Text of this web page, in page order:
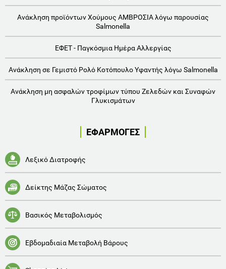
Ανάκληση προϊόντων Χούμους ΑΜΒΡΟΣΙΑ λόγω παρουσίας
Salmonella
ΕΦΕΤ - Παγκόσμια Ημέρα Αλλεργίας
Ανάκληση σε Γεμιστό Ρολό Κοτόπουλο Υφαντής λόγω Salmonella
Ανάκληση μη ασφαλών τροφίμων τύπου Ζελεδών και Συναφών
Γλυκισμάτων
ΕΦΑΡΜΟΓΕΣ
Λεξικό Διατροφής
Δείκτης Μάζας Σώματος
Βασικός Μεταβολισμός
Εβδομαδιαία Μεταβολή Βάρους